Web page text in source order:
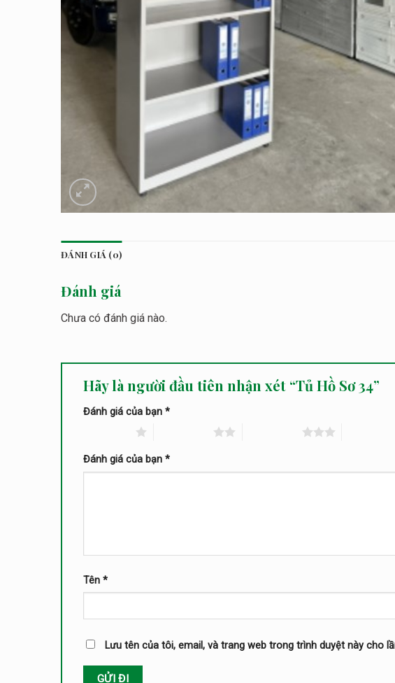
ĐÁNH GIÁ (0)
Đánh giá
Chưa có đánh giá nào.
Hãy là người đầu tiên nhận xét “Tủ Hồ Sơ 34”
Đánh giá của bạn *
Đánh giá của bạn *
Tên *
Lưu tên của tôi, email, và trang web trong trình duyệt này cho